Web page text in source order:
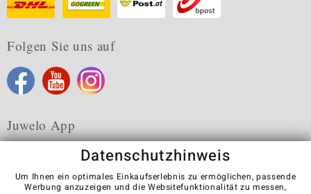
Folgen Sie uns auf
Juwelo App
Datenschutzhinweis
Um Ihnen ein optimales Einkaufserlebnis zu ermöglichen, passende
Werbung anzuzeigen und die Websitefunktionalität zu messen,